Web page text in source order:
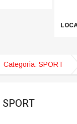
Categoria: SPORT
SPORT